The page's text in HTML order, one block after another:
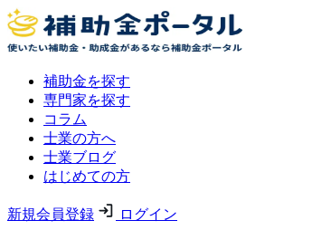
補助金を探す
専門家を探す
コラム
士業の方へ
士業ブログ
はじめての方
新規会員登録 ログイン